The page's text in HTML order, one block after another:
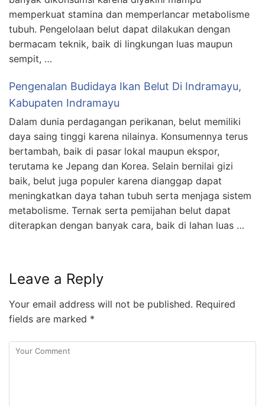
memperkuat stamina dan memperlancar metabolisme
tubuh. Pengelolaan belut dapat dilakukan dengan
bermacam teknik, baik di lingkungan luas maupun
sempit, …
Pengenalan Budidaya Ikan Belut Di Indramayu,
Kabupaten Indramayu
Dalam dunia perdagangan perikanan, belut memiliki
daya saing tinggi karena nilainya. Konsumennya terus
bertambah, baik di pasar lokal maupun ekspor,
terutama ke Jepang dan Korea. Selain bernilai gizi
baik, belut juga populer karena dianggap dapat
meningkatkan daya tahan tubuh serta menjaga sistem
metabolisme. Ternak serta pemijahan belut dapat
diterapkan dengan banyak cara, baik di lahan luas …
Leave a Reply
Your email address will not be published. Required
fields are marked *